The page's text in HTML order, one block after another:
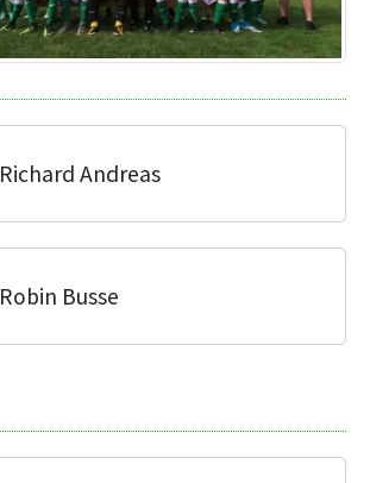
Richard Andreas
Robin Busse